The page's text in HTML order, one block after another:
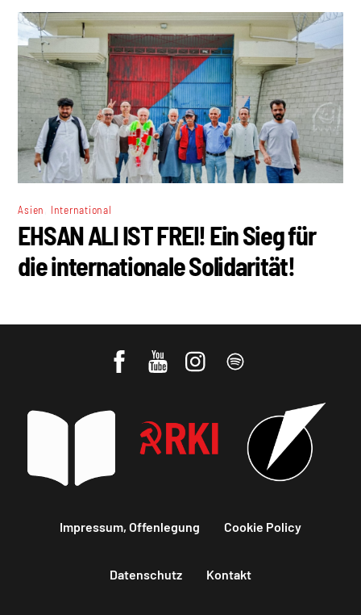
Asien International
EHSAN ALI IST FREI! Ein Sieg für
die internationale Solidarität!
Impressum, Offenlegung Cookie Policy
Datenschutz Kontakt